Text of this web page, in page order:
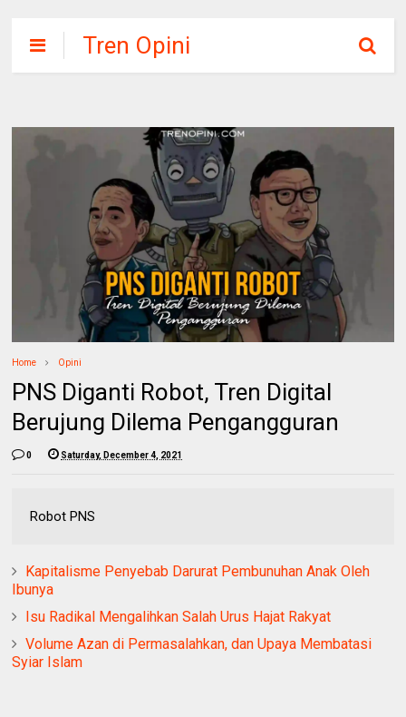
Tren Opini
Home Opini
PNS Diganti Robot, Tren Digital
Berujung Dilema Pengangguran
0 Saturday, December 4, 2021
Robot PNS
Kapitalisme Penyebab Darurat Pembunuhan Anak Oleh
Ibunya
Isu Radikal Mengalihkan Salah Urus Hajat Rakyat
Volume Azan di Permasalahkan, dan Upaya Membatasi
Syiar Islam